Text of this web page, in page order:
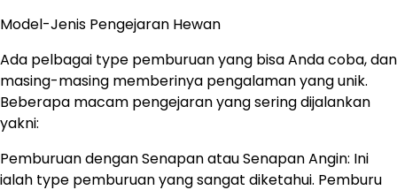
Model-Jenis Pengejaran Hewan
Ada pelbagai type pemburuan yang bisa Anda coba, dan
masing-masing memberinya pengalaman yang unik.
Beberapa macam pengejaran yang sering dijalankan
yakni:
Pemburuan dengan Senapan atau Senapan Angin: Ini
ialah type pemburuan yang sangat diketahui. Pemburu